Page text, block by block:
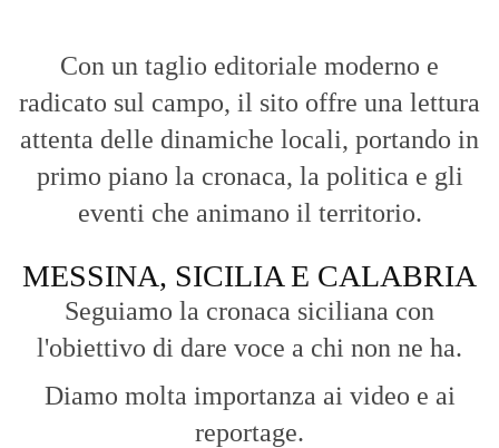
Con un taglio editoriale moderno e
radicato sul campo, il sito offre una lettura
attenta delle dinamiche locali, portando in
primo piano la cronaca, la politica e gli
eventi che animano il territorio.
MESSINA, SICILIA E CALABRIA
Seguiamo la cronaca siciliana con
l'obiettivo di dare voce a chi non ne ha.
Diamo molta importanza ai video e ai
reportage.